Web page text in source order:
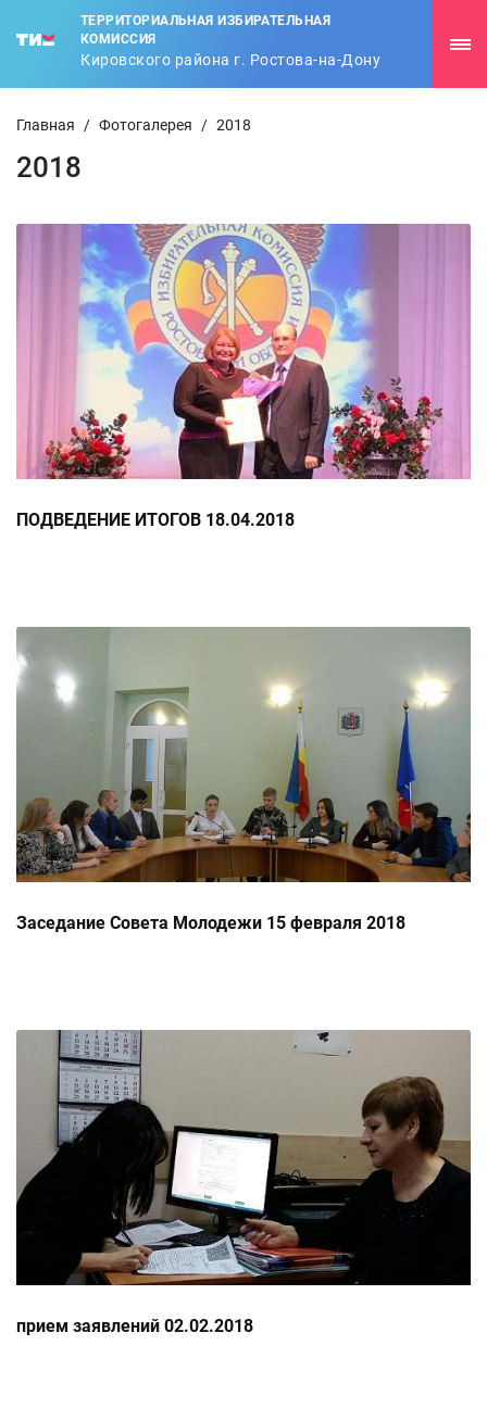
ТЕРРИТОРИАЛЬНАЯ ИЗБИРАТЕЛЬНАЯ
КОМИССИЯ
Кировского района г. Ростова-на-Дону
Главная / Фотогалерея / 2018
2018
ПОДВЕДЕНИЕ ИТОГОВ 18.04.2018
Заседание Совета Молодежи 15 февраля 2018
прием заявлений 02.02.2018